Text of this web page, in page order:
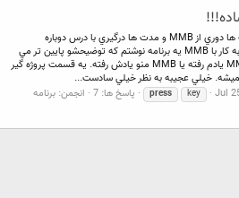
سلام دوستان. من بعد از مدت ها دوري از MMB و مدت ها درگيري با درس دوباره
برگشتم.:D واسه شروع مجدد به كار با MMB يه برنامه نوشتم كه توضيحشو پايين تر مي
نويسم.:rose: نميدونم من MMB يادم رفته يا MMB منو يادش رفته. يه قسمت پروژه گير
خيلي عجيبه به نظر خيلي سادست...
Jul
key
press پاسخ ها: 7 انجمن: برنامه